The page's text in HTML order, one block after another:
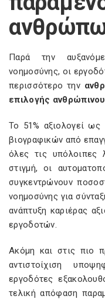
Παρά την
νοημοσύνης, οι
περισσότερο την
επιλογής
Το 51% αξιολογεί ως
βιογραφικών από
όλες τις υπόλοιπες
στιγμή, οι
συγκεντρώνουν
νοημοσύνης για
ανάπτυξη καριέρας
εργοδοτών.
Ακόμη και στις πιο
αντιστοίχιση
εργοδότες
τελική απόφαση